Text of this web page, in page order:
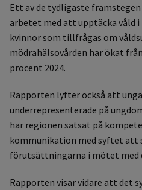
Ett av de tydligaste
arbetet med att upptäcka våld i
kvinnor som tillfrågas om
mödrahälsovården har ökat
procent 2024.
Rapporten lyfter också att
underrepresenterade på
har regionen satsat på
kommunikation med syftet att
förutsättningarna i mötet med
Rapporten visar vidare att det